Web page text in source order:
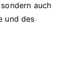
auch
und des